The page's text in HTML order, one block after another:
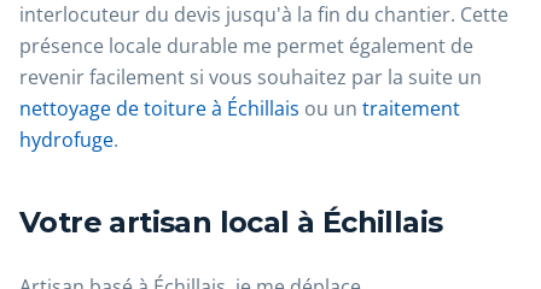
interlocuteur du devis jusqu'à la fin du chantier. Cette
présence locale durable me permet également de
revenir facilement si vous souhaitez par la suite un
nettoyage de toiture à Échillais ou un traitement
hydrofuge.
Votre artisan local à Échillais